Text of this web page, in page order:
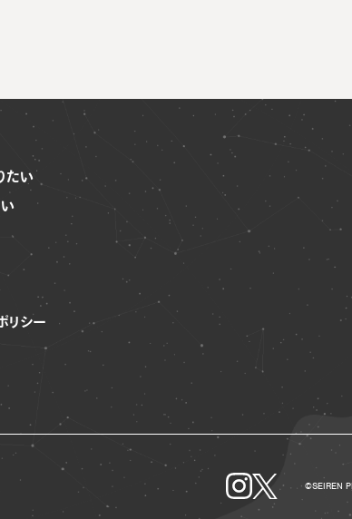
たい
リシー
©SEIREN